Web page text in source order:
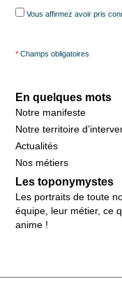
Vous affirmez avoir pris
* Champs obligatoires
En quelques mots
Notre manifeste
Notre territoire
Actualités
Nos métiers
Les toponymystes
Les portraits de toute
équipe, leur métier, ce
anime !